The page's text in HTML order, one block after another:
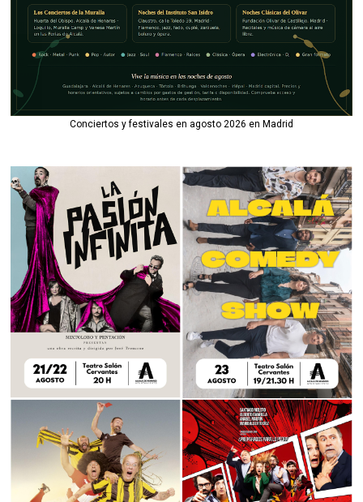
Conciertos y festivales en agosto 2026 en Madrid